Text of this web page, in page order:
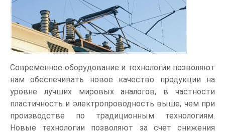
Современное оборудование и технологии позволяют
нам обеспечивать новое качество продукции на
уровне лучших мировых аналогов, в частности
пластичность и электропроводность выше, чем при
производстве по традиционным технологиям.
Новые технологии позволяют за счет снижения